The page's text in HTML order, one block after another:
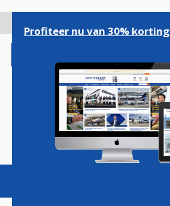
gaan
Magazine Podcasts
Profiteer nu van 30% korting